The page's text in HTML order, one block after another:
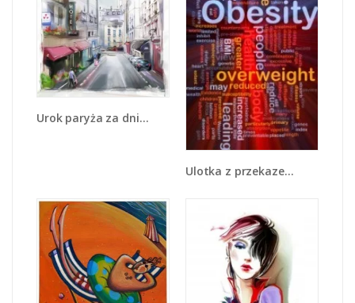
Urok paryża za dnia - GR342
Ulotka z przekazem - GR400